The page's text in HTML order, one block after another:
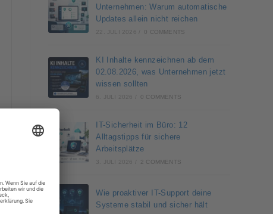
Unternehmen: Warum automatische
Updates allein nicht reichen
22. JULI 2026 0 COMMENTS
KI Inhalte kennzeichnen ab dem
02.08.2026, was Unternehmen jetzt
wissen sollten
6. JULI 2026 0 COMMENTS
IT-Sicherheit im Büro: 12
Alltagstipps für sichere
Arbeitsplätze
3. JULI 2026 2 COMMENTS
Wie proaktiver IT-Support deine
Systeme stabil und sicher hält